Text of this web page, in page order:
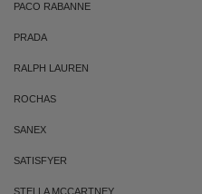
PACO RABANNE
PRADA
RALPH LAUREN
ROCHAS
SANEX
SATISFYER
STELLA MCCARTNEY